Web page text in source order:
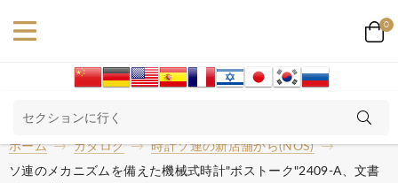
0
ホーム カタログ
時計ソ連の新店舗から(NOS)
ソ連のメカニズムを備えた機械式時計"ボストーク"2409-A、文書